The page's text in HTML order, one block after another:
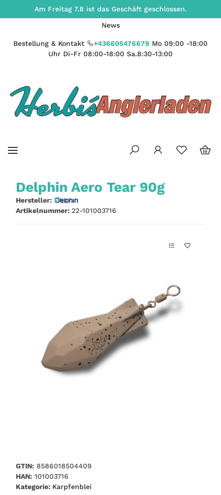
Am Freitag 7.8 ist das Geschäft geschlossen.
News
Bestellung & Kontakt +436605476679 Mo 09:00 -18:00
Uhr Di-Fr 08:00-18:00 Sa.8:30-13:00
Delphin Aero Tear 90g
Hersteller:
Artikelnummer: 22-101003716
GTIN: 8586018504409
HAN: 101003716
Kategorie: Karpfenblei